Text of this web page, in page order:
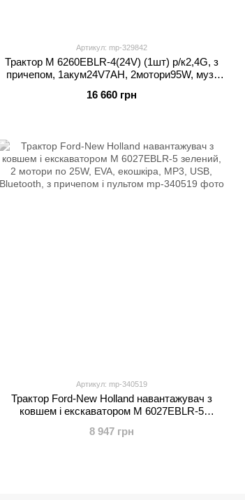
Артикул: mp-329842
Трактор M 6260EBLR-4(24V) (1шт) р/к2,4G, з
причепом, 1акум24V7AH, 2мотори95W, муз,
колесаEVA, синій
16 660 грн
Артикул: mp-340519
Трактор Ford-New Holland навантажувач з
ковшем і екскаватором M 6027EBLR-5
MP3, USB, Bluetooth, з причепом і пультом
8 947 грн